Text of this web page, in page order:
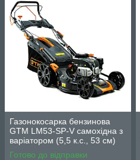
Газонокосарка бензинова
GTM LM53-SP-V самохідна з
варіатором (5,5 к.с., 53 см)
Готово до відправки